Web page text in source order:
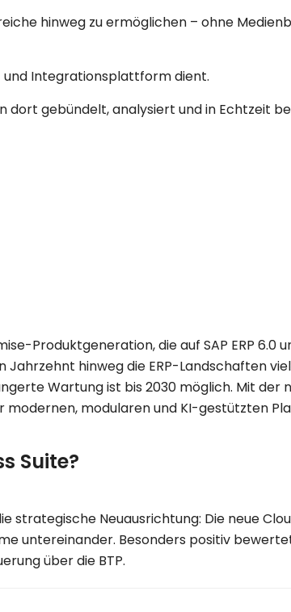
hinweg zu ermöglichen – ohne
und Integrationsplattformdient.
dort gebündelt, analysiert und in Echtzeit
Produktgeneration, die auf SAP ERP 6.0
Jahrzehnt hinweg die ERP-Landschaften
Wartungist bis 2030 möglich. Mit der
modernen, modularen und KI-gestützten
Suite?
strategische Neuausrichtung: Die neue
untereinander. Besonders positiv
über die BTP.